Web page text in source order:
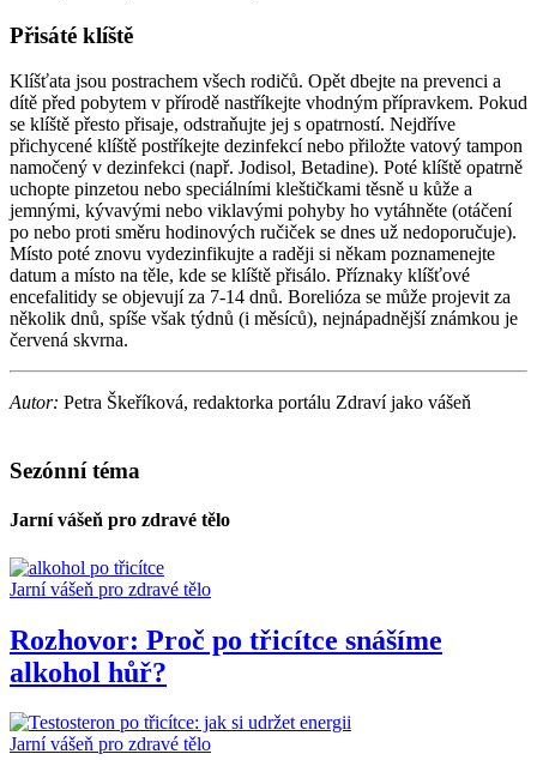
Přisáté klíště
Klíšťata jsou postrachem všech rodičů. Opět dbejte na prevenci a
dítě před pobytem v přírodě nastříkejte vhodným přípravkem. Pokud
se klíště přesto přisaje, odstraňujte jej s opatrností. Nejdříve
přichycené klíště postříkejte dezinfekcí nebo přiložte vatový tampon
namočený v dezinfekci (např. Jodisol, Betadine). Poté klíště opatrně
uchopte pinzetou nebo speciálními kleštičkami těsně u kůže a
jemnými, kývavými nebo viklavými pohyby ho vytáhněte (otáčení
po nebo proti směru hodinových ručiček se dnes už nedoporučuje).
Místo poté znovu vydezinfikujte a raději si někam poznamenejte
datum a místo na těle, kde se klíště přisálo. Příznaky klíšťové
encefalitidy se objevují za 7-14 dnů. Borelióza se může projevit za
několik dnů, spíše však týdnů (i měsíců), nejnápadnější známkou je
červená skvrna.
Autor: Petra Škeříková, redaktorka portálu Zdraví jako vášeň
Sezónní téma
Jarní vášeň pro zdravé tělo
Jarní vášeň pro zdravé tělo
Rozhovor: Proč po třicítce snášíme
alkohol hůř?
Jarní vášeň pro zdravé tělo